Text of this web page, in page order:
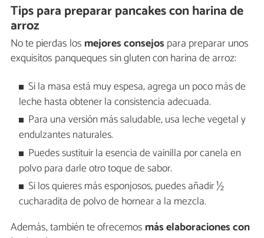
Tips para preparar pancakes con harina de
arroz
No te pierdas los mejores consejos para preparar unos
exquisitos panqueques sin gluten con harina de arroz:
Si la masa está muy espesa, agrega un poco más de
leche hasta obtener la consistencia adecuada.
Para una versión más saludable, usa leche vegetal y
endulzantes naturales.
Puedes sustituir la esencia de vainilla por canela en
polvo para darle otro toque de sabor.
Si los quieres más esponjosos, puedes añadir ½
cucharadita de polvo de hornear a la mezcla.
Además, también te ofrecemos más elaboraciones con